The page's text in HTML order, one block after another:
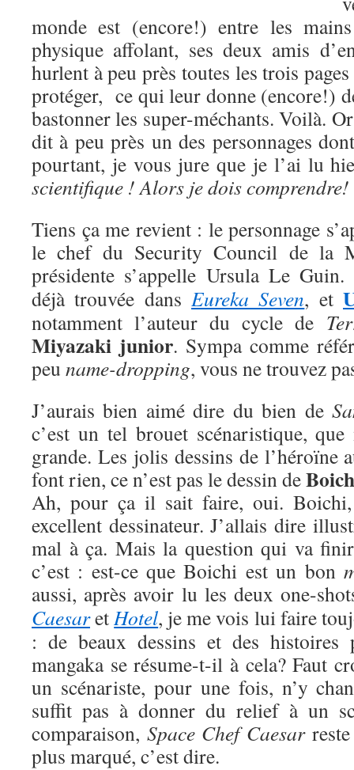
monde est (encore!) entre les
physique affolant, ses deux amis
hurlent à peu près toutes les trois
protéger, ce qui leur donne (encore!)
bastonner les super-méchants. Voilà.
dit à peu près un des personnages
pourtant, je vous jure que je l’ai lu
scientifique ! Alors je dois comprendre!
Tiens ça me revient : le personnage
le chef du Security Council de la
présidente s’appelle Ursula Le Guin.
déjà trouvée dans Eureka Seven, et
notamment l’auteur du cycle de
Miyazaki junior. Sympa comme
peu name-dropping, vous ne trouvez
J’aurais bien aimé dire du bien de
c’est un tel brouet scénaristique,
grande. Les jolis dessins de l’héroïne
font rien, ce n’est pas le dessin de
Ah, pour ça il sait faire, oui. Boichi,
excellent dessinateur. J’allais dire
mal à ça. Mais la question qui va
c’est : est-ce que Boichi est un bon
aussi, après avoir lu les deux one-
CaesaretHotel, je me vois lui faire
: de beaux dessins et des histoires
mangaka se résume-t-il à cela? Faut
un scénariste, pour une fois, n’y
suffit pas à donner du relief à un
comparaison, Space Chef Caesarreste
plus marqué, c’est dire.